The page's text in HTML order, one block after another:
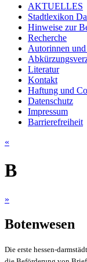
AKTUELLES
Stadtlexikon
Hinweise zur
Recherche
Autorinnen
Literatur
Kontakt
Haftung und
Datenschutz
Impressum
Barrierefreiheit
«
B
»
Botenwesen
Die erste hessen-